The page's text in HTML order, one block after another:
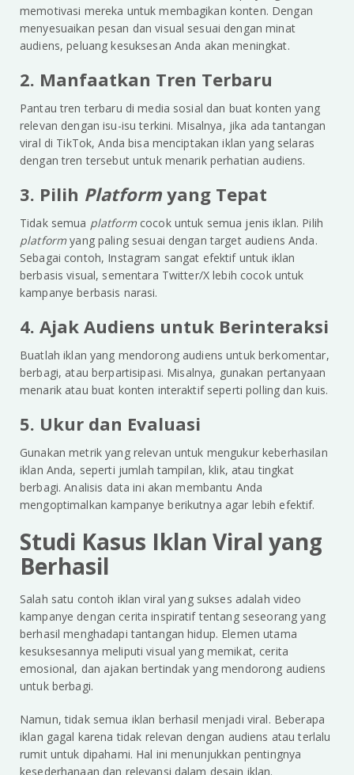
memotivasi mereka untuk membagikan konten. Dengan
menyesuaikan pesan dan visual sesuai dengan minat
audiens, peluang kesuksesan Anda akan meningkat.
2. Manfaatkan Tren Terbaru
Pantau tren terbaru di media sosial dan buat konten yang
relevan dengan isu-isu terkini. Misalnya, jika ada tantangan
viral di TikTok, Anda bisa menciptakan iklan yang selaras
dengan tren tersebut untuk menarik perhatian audiens.
3. Pilih Platform yang Tepat
Tidak semua platform cocok untuk semua jenis iklan. Pilih
platformyang paling sesuai dengan target audiens Anda.
Sebagai contoh, Instagram sangat efektif untuk iklan
berbasis visual, sementara Twitter/X lebih cocok untuk
kampanye berbasis narasi.
4. Ajak Audiens untuk Berinteraksi
Buatlah iklan yang mendorong audiens untuk berkomentar,
berbagi, atau berpartisipasi. Misalnya, gunakan pertanyaan
menarik atau buat konten interaktif seperti polling dan kuis.
5. Ukur dan Evaluasi
Gunakan metrik yang relevan untuk mengukur keberhasilan
iklan Anda, seperti jumlah tampilan, klik, atau tingkat
berbagi. Analisis data ini akan membantu Anda
mengoptimalkan kampanye berikutnya agar lebih efektif.
Studi Kasus Iklan Viral yang
Berhasil
Salah satu contoh iklan viral yang sukses adalah video
kampanye dengan cerita inspiratif tentang seseorang yang
berhasil menghadapi tantangan hidup. Elemen utama
kesuksesannya meliputi visual yang memikat, cerita
emosional, dan ajakan bertindak yang mendorong audiens
untuk berbagi.
Namun, tidak semua iklan berhasil menjadi viral. Beberapa
iklan gagal karena tidak relevan dengan audiens atau terlalu
rumit untuk dipahami. Hal ini menunjukkan pentingnya
kesederhanaan dan relevansi dalam desain iklan.